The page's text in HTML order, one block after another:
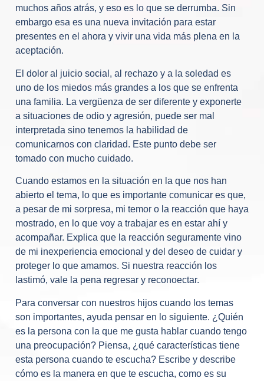
muchos años atrás, y eso es lo que se derrumba. Sin
embargo esa es una nueva invitación para estar
presentes en el ahora y vivir una vida más plena en la
aceptación.
El dolor al juicio social, al rechazo y a la soledad es
uno de los miedos más grandes a los que se enfrenta
una familia. La vergüenza de ser diferente y exponerte
a situaciones de odio y agresión, puede ser mal
interpretada sino tenemos la habilidad de
comunicarnos con claridad. Este punto debe ser
tomado con mucho cuidado.
Cuando estamos en la situación en la que nos han
abierto el tema, lo que es importante comunicar es que,
a pesar de mi sorpresa, mi temor o la reacción que haya
mostrado, en lo que voy a trabajar es en estar ahí y
acompañar. Explica que la reacción seguramente vino
de mi inexperiencia emocional y del deseo de cuidar y
proteger lo que amamos. Si nuestra reacción los
lastimó, vale la pena regresar y reconoectar.
Para conversar con nuestros hijos cuando los temas
son importantes, ayuda pensar en lo siguiente. ¿Quién
es la persona con la que me gusta hablar cuando tengo
una preocupación? Piensa, ¿qué características tiene
esta persona cuando te escucha? Escribe y describe
cómo es la manera en que te escucha, como es su